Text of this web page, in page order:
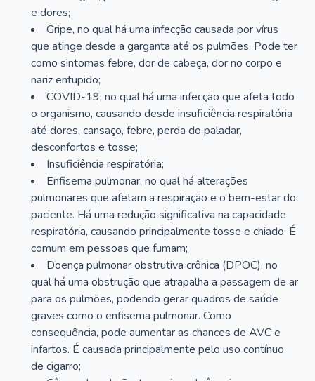
e dores;
Gripe, no qual há uma infecção causada por vírus
que atinge desde a garganta até os pulmões. Pode ter
como sintomas febre, dor de cabeça, dor no corpo e
nariz entupido;
COVID-19, no qual há uma infecção que afeta todo
o organismo, causando desde insuficiência respiratória
até dores, cansaço, febre, perda do paladar,
desconfortos e tosse;
Insuficiência respiratória;
Enfisema pulmonar, no qual há alterações
pulmonares que afetam a respiração e o bem-estar do
paciente. Há uma redução significativa na capacidade
respiratória, causando principalmente tosse e chiado. É
comum em pessoas que fumam;
Doença pulmonar obstrutiva crônica (DPOC), no
qual há uma obstrução que atrapalha a passagem de ar
para os pulmões, podendo gerar quadros de saúde
graves como o enfisema pulmonar. Como
consequência, pode aumentar as chances de AVC e
infartos. É causada principalmente pelo uso contínuo
de cigarro;